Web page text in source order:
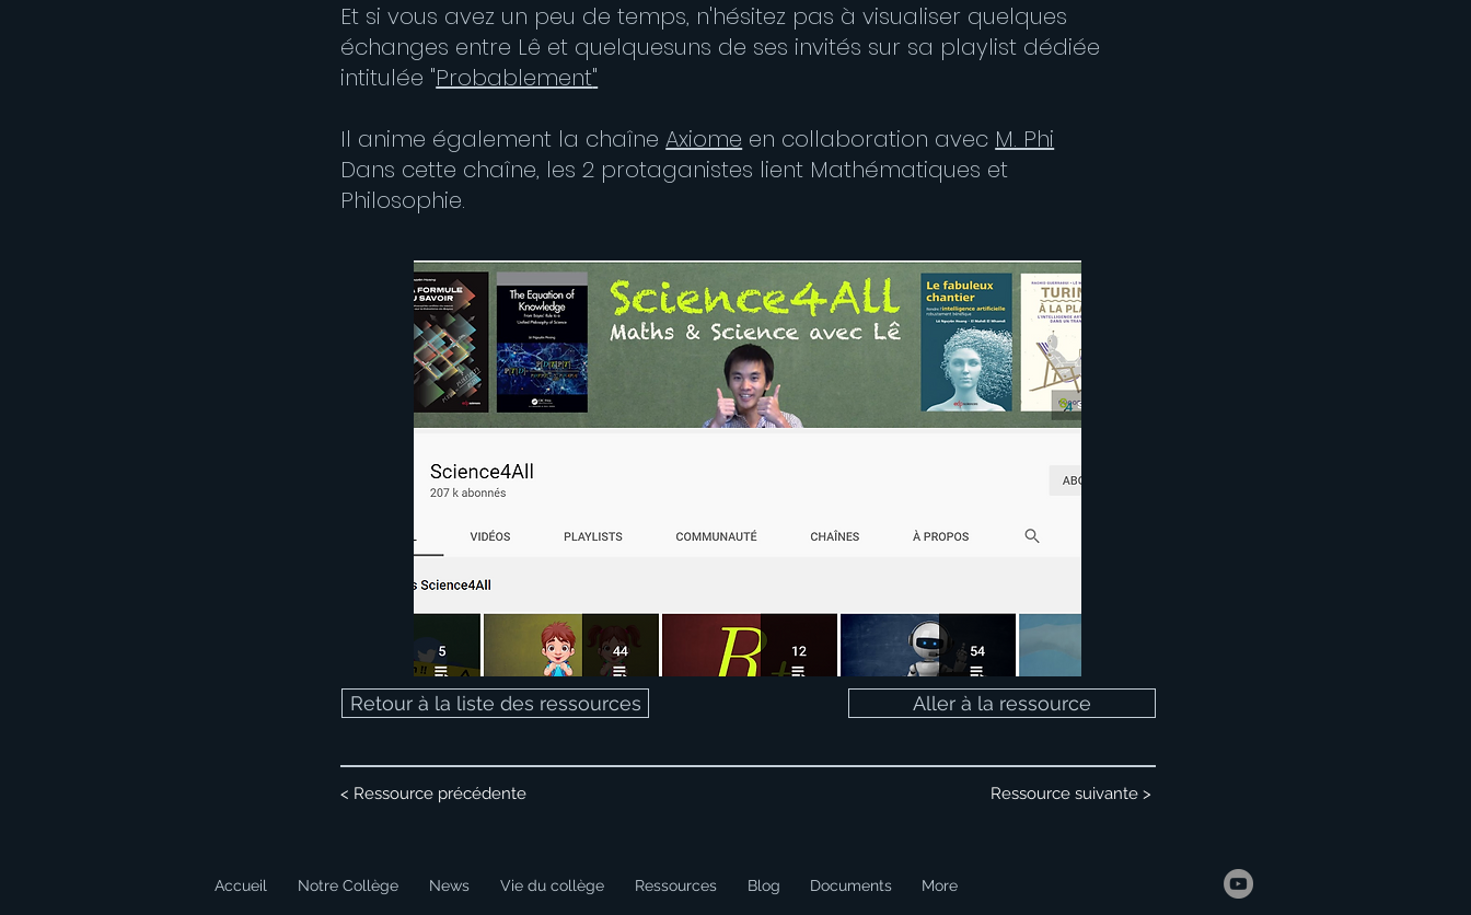
Et si vous avez un peu de temps, n'hésitez pas à visualiser quelques
échanges entre Lê et quelquesuns de ses invités sur sa playlist dédiée
intitulée "Probablement"
Il anime également la chaîneAxiome en collaboration avec M. Phi
Dans cette chaîne, les 2 protaganistes lient Mathématiques et
Philosophie.
Retour à la liste des ressources Aller à la ressource
< Ressource précédente Ressource suivante >
Accueil Notre Collège News Vie du collège Ressources Blog Documents More